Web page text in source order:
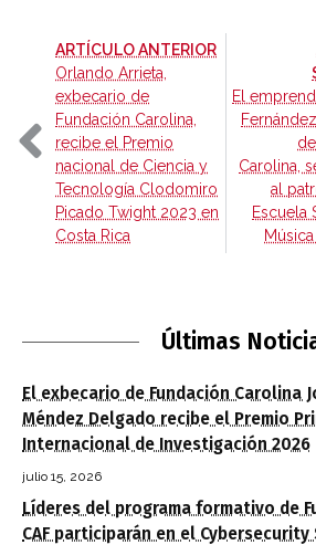
ARTÍCULO ANTERIOR-
Orlando Arrieta,
exbecario de
Fundación Carolina,
recibe el Premio
nacional de Ciencia y
Tecnología Clodomiro
Picado Twight 2023 en
Costa Rica
El
Carolina,
al
Escuela
Últimas
El exbecario de Fundación Carolina
Méndez Delgado recibe el Premio
Internacional de Investigación 2026
julio 15, 2026
Líderes del programa formativo de
CAF participarán en el Cybersecurity